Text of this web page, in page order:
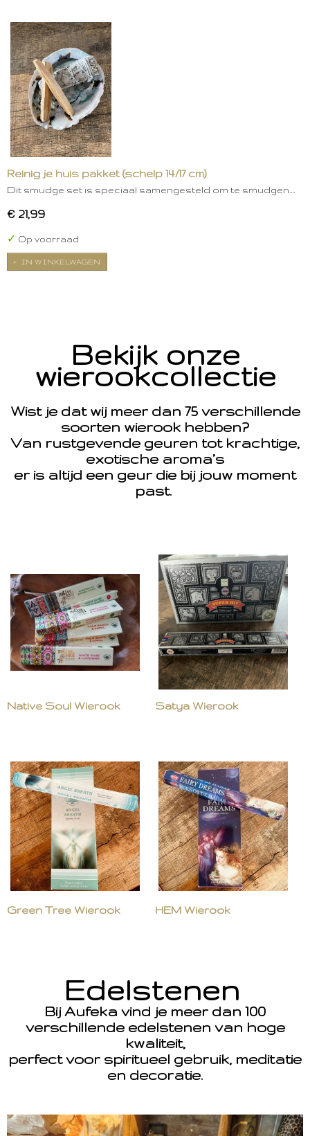
Reinig je huis pakket (schelp 14/17 cm)
Dit smudge set is speciaal samengesteld om te smudgen.…
€ 21,99
✓ Op voorraad
IN WINKELWAGEN
Bekijk onze
wierookcollectie
Wist je dat wij meer dan 75 verschillende
soorten wierook hebben?
Van rustgevende geuren tot krachtige,
exotische aroma’s
er is altijd een geur die bij jouw moment
past.
Native Soul Wierook Satya Wierook
Green Tree Wierook HEM Wierook
Edelstenen
Bij Aufeka vind je meer dan 100
verschillende edelstenen van hoge
kwaliteit,
perfect voor spiritueel gebruik, meditatie
en decoratie.